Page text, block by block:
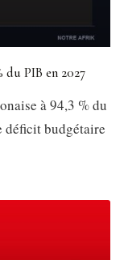
PIB en 2027
à 94,3 % du
déficit budgétaire